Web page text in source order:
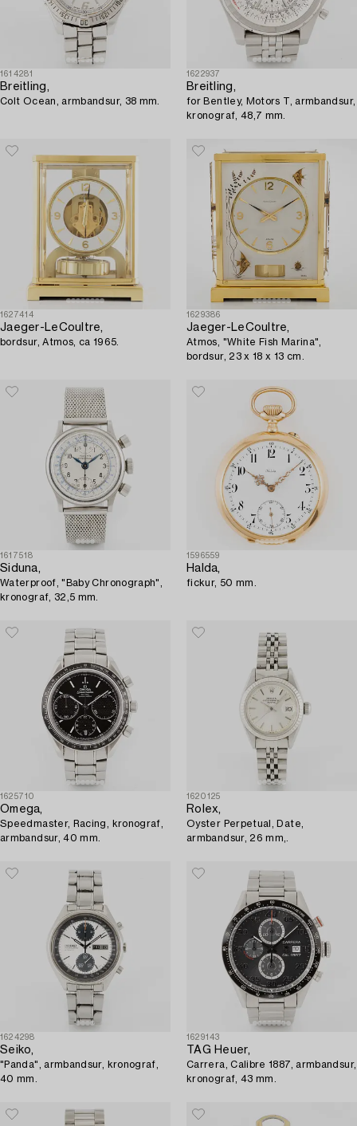
1614281
Breitling,
Colt Ocean, armbandsur, 38 mm.
1622937
Breitling,
for Bentley, Motors T, armbandsur,
kronograf, 48,7 mm.
1627414
Jaeger-LeCoultre,
bordsur, Atmos, ca 1965.
1629386
Jaeger-LeCoultre,
Atmos, "White Fish Marina",
bordsur, 23 x 18 x 13 cm.
1617518
Siduna,
Waterproof, "Baby Chronograph",
kronograf, 32,5 mm.
1596559
Halda,
fickur, 50 mm.
1625710
Omega,
Speedmaster, Racing, kronograf,
armbandsur, 40 mm.
1620125
Rolex,
Oyster Perpetual, Date,
armbandsur, 26 mm,.
1624298
Seiko,
"Panda", armbandsur, kronograf,
40 mm.
1629143
TAG Heuer,
Carrera, Calibre 1887, armbandsur,
kronograf, 43 mm.